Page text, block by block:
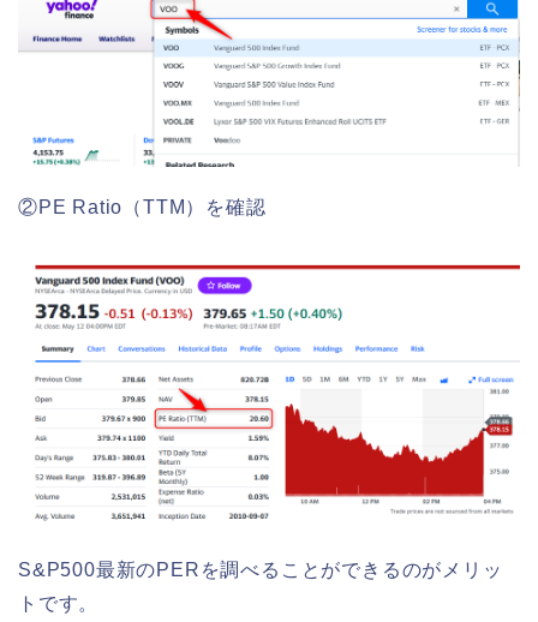
②PE Ratio（TTM）を確認
S&P500最新のPERを調べることができるのがメリッ
トです。